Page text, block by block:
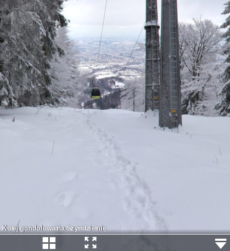
Kolej gondolowa na Szyndzielnię